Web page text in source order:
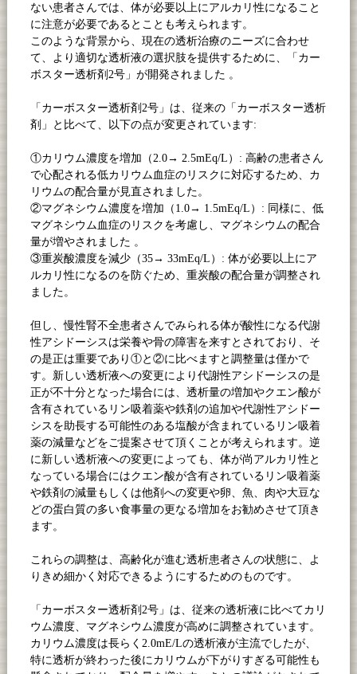
ない患者さんでは、体が必要以上にアルカリ性になること
に注意が必要であるとことも考えられます。
このような背景から、現在の透析治療のニーズに合わせ
て、より適切な透析液の選択肢を提供するために、「カー
ボスター透析剤 2号」が開発されました 。
「カーボスター透析剤 2号」は、従来の「カーボスター透析
剤」と比べて、以下の点が変更されています:
①カリウム濃度を増加（2.0→ 2.5mEq/L）: 高齢の患者さん
で心配される低カリウム血症のリスクに対応するため、カ
リウムの配合量が見直されました。
②マグネシウム濃度を増加（1.0→ 1.5mEq/L）: 同様に、低
マグネシウム血症のリスクを考慮し、マグネシウムの配合
量が増やされました 。
③重炭酸濃度を減少（35→ 33mEq/L）: 体が必要以上にア
ルカリ性になるのを防ぐため、重炭酸の配合量が調整され
ました。
但し、慢性腎不全患者さんでみられる体が酸性になる代謝
性アシドーシスは栄養や骨の障害を来すとされており、そ
の是正は重要であり①と②に比べますと調整量は僅かで
す。新しい透析液への変更により代謝性アシドーシスの是
正が不十分となった場合には、透析量の増加やクエン酸が
含有されているリン吸着薬や鉄剤の追加や代謝性アシドー
シスを助長する可能性のある塩酸が含まれているリン吸着
薬の減量などをご提案させて頂くことが考えられます。逆
に新しい透析液への変更によっても、体が尚アルカリ性と
なっている場合にはクエン酸が含有されているリン吸着薬
や鉄剤の減量もしくは他剤への変更や卵、魚、肉や大豆な
どの蛋白質の多い食事量の更なる増加をお勧めさせて頂き
ます。
これらの調整は、高齢化が進む透析患者さんの状態に、よ
りきめ細かく対応できるようにするためのものです。
「カーボスター透析剤 2号」は、従来の透析液に比べてカリ
ウム濃度、マグネシウム濃度が高めに調整されています。
カリウム濃度は長らく 2.0mE/Lの透析液が主流でしたが、
特に透析が終わった後にカリウムが下がりすぎる可能性も